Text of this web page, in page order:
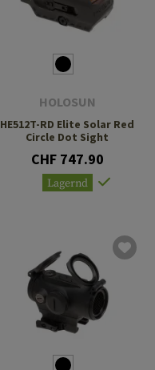
HOLOSUN
HE512T-RD Elite Solar Red
Circle Dot Sight
CHF 747.90
Lagernd